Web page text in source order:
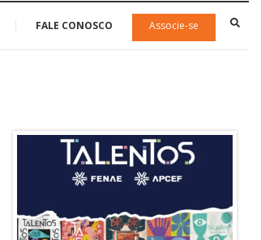
FALE CONOSCO Associe-se